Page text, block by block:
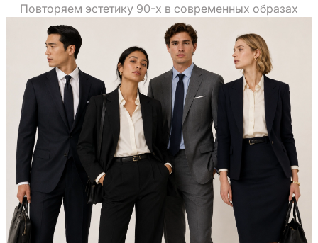
Повторяем эстетику 90-х в современных образах